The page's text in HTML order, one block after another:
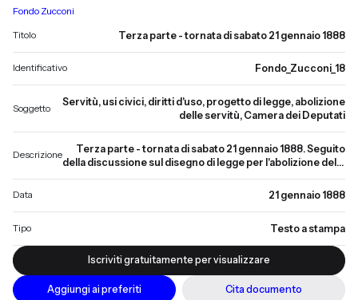
Fondo Zucconi
Titolo Terza parte - tornata di sabato 21 gennaio 1888
Identificativo Fondo_Zucconi_18
Soggetto
Servitù, usi civici, diritti d'uso, progetto di legge, abolizione
delle servitù, Camera dei Deputati
Descrizione
Terza parte - tornata di sabato 21 gennaio 1888. Seguito
della discussione sul disegno di legge per l'abolizione delle
legnare nelle province ex-pontificie. Intervengono i
deputati Calvi, Lugli, Luzi, Bonghi, Pantano, Costa Andrea,
Zucconi ed il ministro di agricoltura e commercio
Grimaldi. Discussione articoli 4 - 9.
Data 21 gennaio 1888
Tipo Testo a stampa
Iscriviti gratuitamente per visualizzare
Aggiungi ai preferiti Cita documento